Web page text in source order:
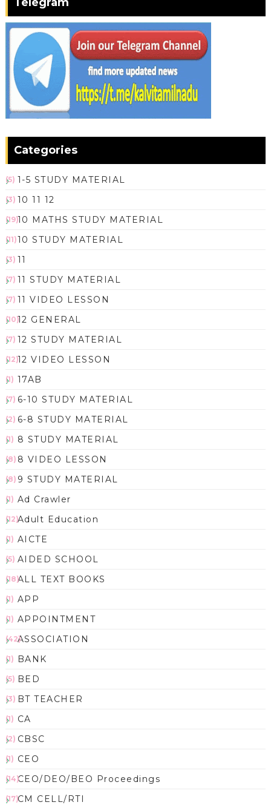
Categories
1-5 STUDY MATERIAL
(5)
10 11 12
(3)
10 MATHS STUDY MATERIAL
(19)
10 STUDY MATERIAL
(11)
11
(3)
11 STUDY MATERIAL
(7)
11 VIDEO LESSON
(7)
12 GENERAL
(10)
12 STUDY MATERIAL
(7)
12 VIDEO LESSON
(12)
17AB
(1)
6-10 STUDY MATERIAL
(7)
6-8 STUDY MATERIAL
(2)
8 STUDY MATERIAL
(1)
8 VIDEO LESSON
(8)
9 STUDY MATERIAL
(8)
Ad Crawler
(1)
Adult Education
(12)
AICTE
(1)
AIDED SCHOOL
(5)
ALL TEXT BOOKS
(18)
APP
(1)
APPOINTMENT
(1)
ASSOCIATION
(42)
BANK
(1)
BED
(5)
BT TEACHER
(3)
CA
(1)
CBSC
(2)
CEO
(1)
CEO/DEO/BEO Proceedings
(14)
CM CELL/RTI
(17)